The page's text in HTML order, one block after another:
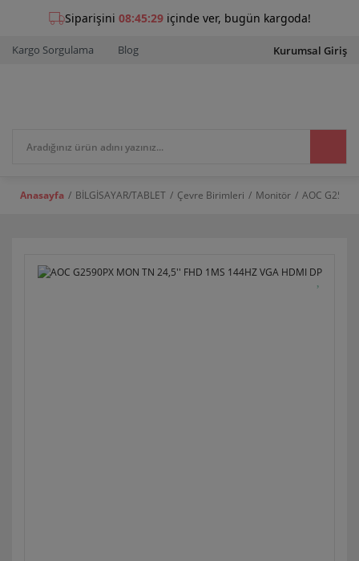
Kargo Sorgulama Blog Kurumsal Giriş
Anasayfa BİLGİSAYAR/TABLET Çevre Birimleri Monitör AOC